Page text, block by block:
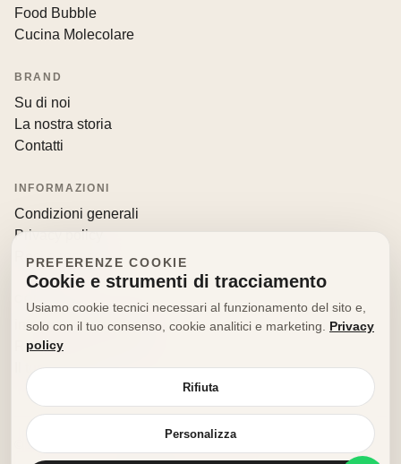
Food Bubble
Cucina Molecolare
BRAND
Su di noi
La nostra storia
Contatti
INFORMAZIONI
Condizioni generali
Privacy policy
Resi e recessi
info@decorfooditaly.it
Richiedi informazioni
Il tuo account
© 2026 Decorfood Italy. Tutti i diritti riservati.
PREFERENZE COOKIE
Cookie e strumenti di tracciamento
Usiamo cookie tecnici necessari al funzionamento del sito e,
solo con il tuo consenso, cookie analitici e marketing. Privacy
policy
Rifiuta
Personalizza